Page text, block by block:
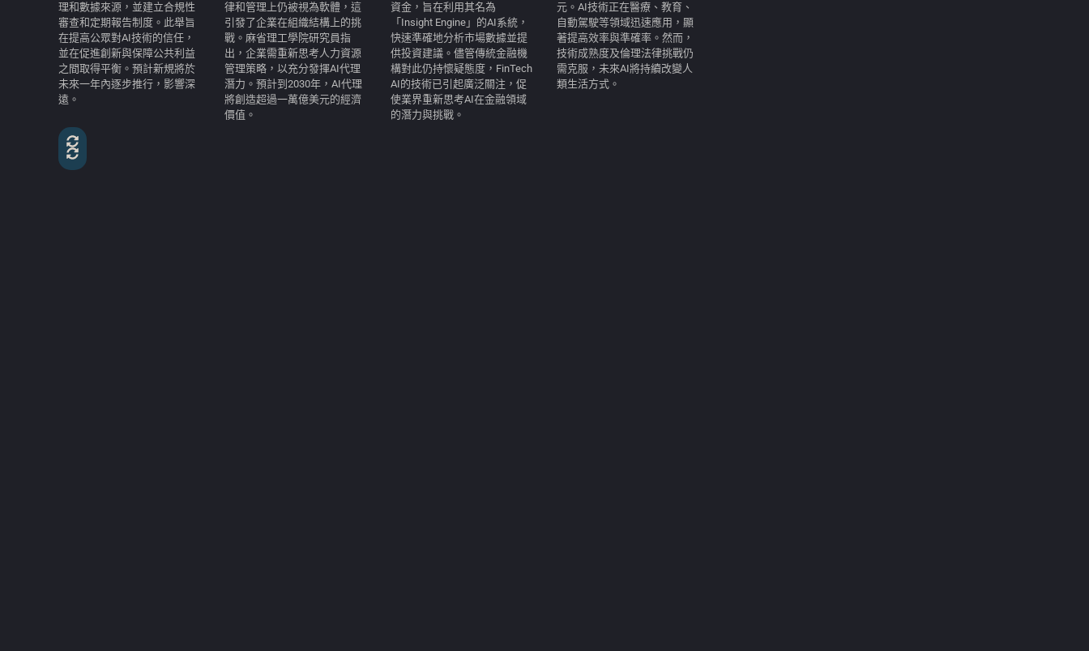
理和數據來源，並建立合規性
審查和定期報告制度。此舉旨
在提高公眾對AI技術的信任，
並在促進創新與保障公共利益
之間取得平衡。預計新規將於
未來一年內逐步推行，影響深
遠。
律和管理上仍被視為軟體，這
引發了企業在組織結構上的挑
戰。麻省理工學院研究員指
出，企業需重新思考人力資源
管理策略，以充分發揮AI代理
潛力。預計到2030年，AI代理
將創造超過一萬億美元的經濟
價值。
資金，旨在利用其名為
「Insight Engine」的AI系統，
快速準確地分析市場數據並提
供投資建議。儘管傳統金融機
構對此仍持懷疑態度，FinTech
AI的技術已引起廣泛關注，促
使業界重新思考AI在金融領域
的潛力與挑戰。
元。AI技術正在醫療、教育、
自動駕駛等領域迅速應用，顯
著提高效率與準確率。然而，
技術成熟度及倫理法律挑戰仍
需克服，未來AI將持續改變人
類生活方式。